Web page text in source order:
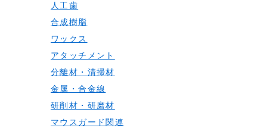
人工歯
合成樹脂
ワックス
アタッチメント
分離材・清掃材
金属・合金線
研削材・研磨材
マウスガード関連